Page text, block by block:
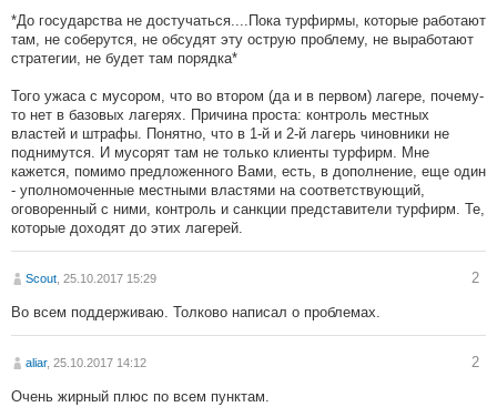
*До государства не достучаться....Пока турфирмы, которые работают
там, не соберутся, не обсудят эту острую проблему, не выработают
стратегии, не будет там порядка*
Того ужаса с мусором, что во втором (да и в первом) лагере, почему-
то нет в базовых лагерях. Причина проста: контроль местных
властей и штрафы. Понятно, что в 1-й и 2-й лагерь чиновники не
поднимутся. И мусорят там не только клиенты турфирм. Мне
кажется, помимо предложенного Вами, есть, в дополнение, еще один
- уполномоченные местными властями на соответствующий,
оговоренный с ними, контроль и санкции представители турфирм. Те,
которые доходят до этих лагерей.
Scout , 25.10.2017 15:29 2
Во всем поддерживаю. Толково написал о проблемах.
aliar, 25.10.2017 14:12 2
Очень жирный плюс по всем пунктам.